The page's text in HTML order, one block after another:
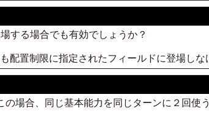
する場合でも有効でしょうか？
配置制限に指定されたフィールドに登場しな
場合、同じ基本能力を同じターンに２回使